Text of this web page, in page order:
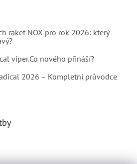
raket NOX pro rok 2026: který
viper.Co nového přináší?
2026 – Kompletní průvodce